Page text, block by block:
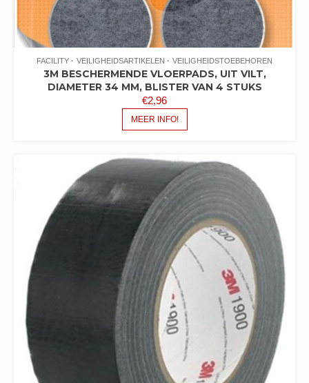
FACILITY VEILIGHEIDSARTIKELEN VEILIGHEIDSTOEBEHOREN
3M BESCHERMENDE VLOERPADS, UIT VILT,
DIAMETER 34 MM, BLISTER VAN 4 STUKS
€2,96
MEER INFO!